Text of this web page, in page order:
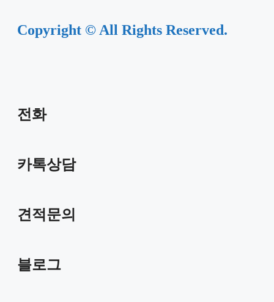
Copyright © All Rights Reserved.
전화
카톡상담
견적문의
블로그